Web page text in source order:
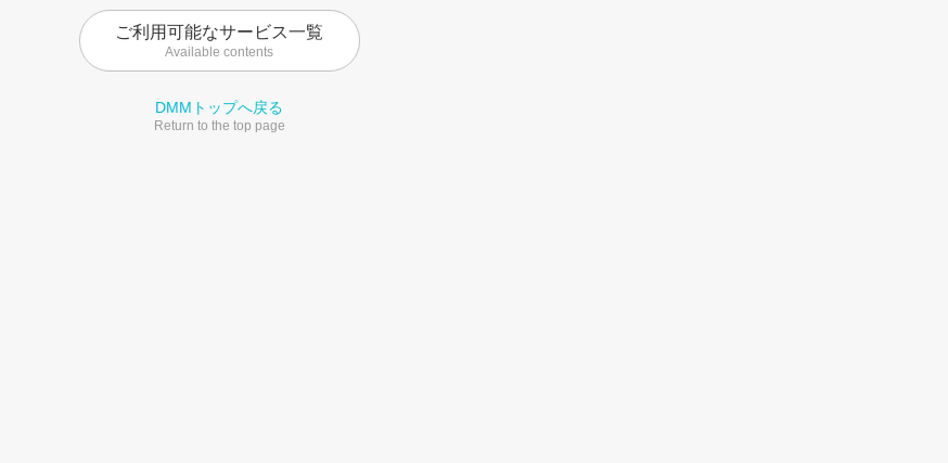
ご利用可能なサービス一覧
Available contents
DMMトップへ戻る
Return to the top page